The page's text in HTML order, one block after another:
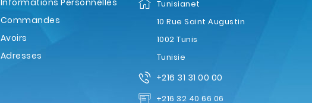
Commandes
Avoirs
Adresses
Tunisianet
10 Rue Saint Augustin
1002 Tunis
Tunisie
+216 31 31 00 00
+216 32 40 66 06